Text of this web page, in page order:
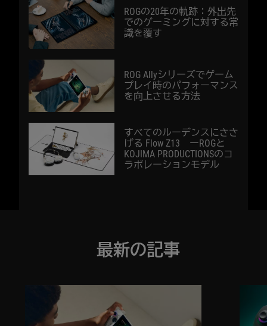
ROGの20年の軌跡：外出先
でのゲーミングに対する常
識を覆す
ROG Allyシリーズでゲーム
プレイ時のパフォーマンス
を向上させる方法
すべてのルーデンスにささ
げる Flow Z13 ーROGと
KOJIMA PRODUCTIONSのコ
ラボレーションモデル
最新の記事